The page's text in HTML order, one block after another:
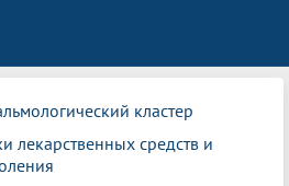
кластер
лекарственных средств и